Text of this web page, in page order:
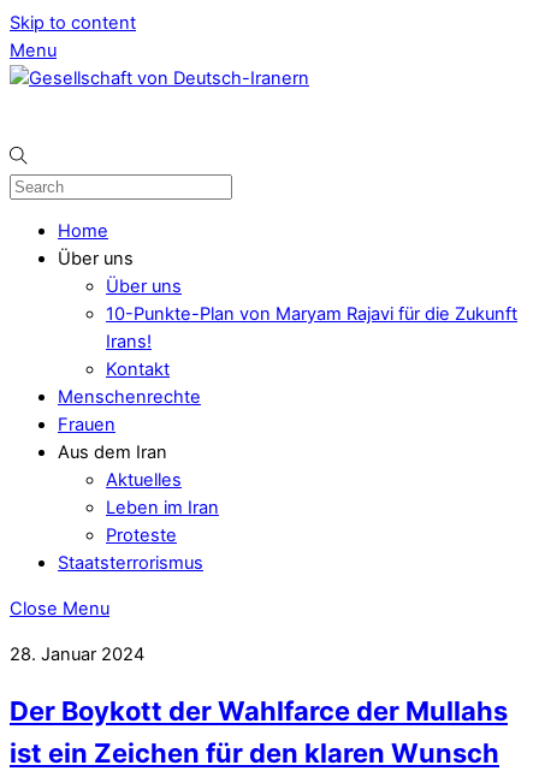
Skip to content
Menu
Home
Über uns
Über uns
10-Punkte-Plan von Maryam Rajavi für die Zukunft
Irans!
Kontakt
Menschenrechte
Frauen
Aus dem Iran
Aktuelles
Leben im Iran
Proteste
Staatsterrorismus
Close Menu
28. Januar 2024
Der Boykott der Wahlfarce der Mullahs
ist ein Zeichen für den klaren Wunsch